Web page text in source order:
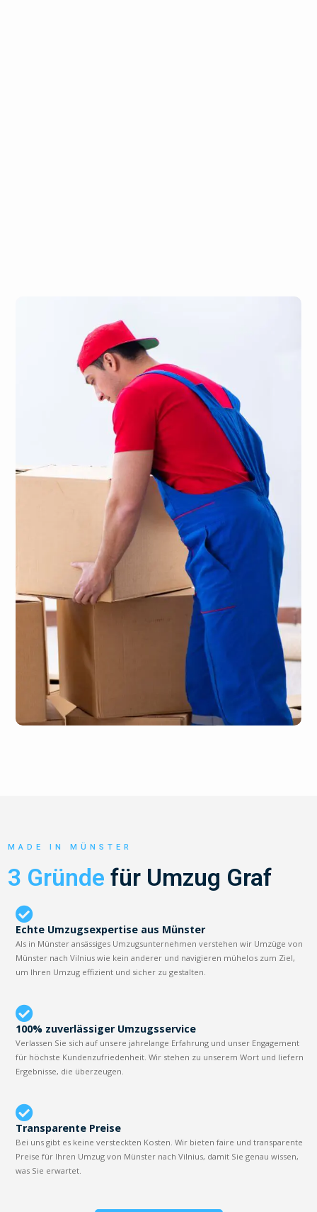
MADE IN MÜNSTER
3 Gründe für Umzug Graf
Echte Umzugsexpertise aus Münster
Als in Münster ansässiges Umzugsunternehmen verstehen wir Umzüge von
Münster nach Vilnius wie kein anderer und navigieren mühelos zum Ziel,
um Ihren Umzug effizient und sicher zu gestalten.
100% zuverlässiger Umzugsservice
Verlassen Sie sich auf unsere jahrelange Erfahrung und unser Engagement
für höchste Kundenzufriedenheit. Wir stehen zu unserem Wort und liefern
Ergebnisse, die überzeugen.
Transparente Preise
Bei uns gibt es keine versteckten Kosten. Wir bieten faire und transparente
Preise für Ihren Umzug von Münster nach Vilnius, damit Sie genau wissen,
was Sie erwartet.